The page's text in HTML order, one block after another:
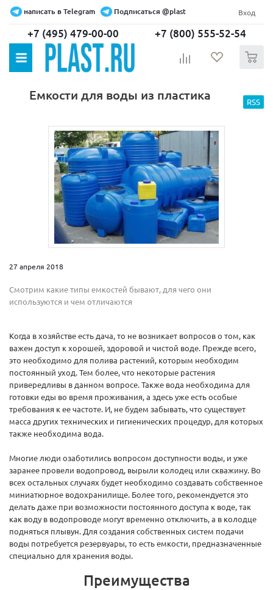
написать в Telegram Подписаться @plast Вход
+7 (495) 479-00-00 +7 (800) 555-52-54
Емкости для воды из пластика RSS
27 апреля 2018
Смотрим какие типы емкостей бывают, для чего они
используются и чем отличаются
Когда в хозяйстве есть дача, то не возникает вопросов о том, как
важен доступ к хорошей, здоровой и чистой воде. Прежде всего,
это необходимо для полива растений, которым необходим
постоянный уход. Тем более, что некоторые растения
привередливы в данном вопросе. Также вода необходима для
готовки еды во время проживания, а здесь уже есть особые
требования к ее частоте. И, не будем забывать, что существует
масса других технических и гигиенических процедур, для которых
также необходима вода.
Многие люди озаботились вопросом доступности воды, и уже
заранее провели водопровод, вырыли колодец или скважину. Во
всех остальных случаях будет необходимо создавать собственное
миниатюрное водохранилище. Более того, рекомендуется это
делать даже при возможности постоянного доступа к воде, так
как воду в водопроводе могут временно отключить, а в колодце
подняться плывун. Для создания собственных систем подачи
воды потребуется резервуары, то есть емкости, предназначенные
специально для хранения воды.
Преимущества